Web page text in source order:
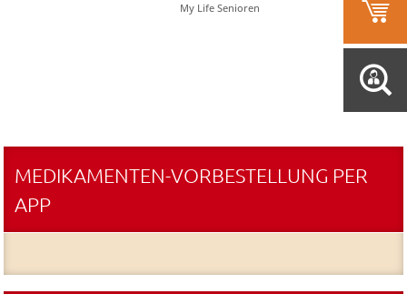
My Life Senioren
MEDIKAMENTEN-VORBESTELLUNG PER
APP